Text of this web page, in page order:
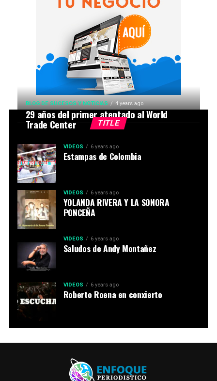
TITLE
BLOG DE SUCESOS Y NOTICIAS 4 years ago
29 años del primer atentado al World
Trade Center
VIDEOS 6 years ago
Estampas de Colombia
VIDEOS 6 years ago
YOLANDA RIVERA Y LA SONORA
PONCEÑA
VIDEOS 6 years ago
Saludos de Andy Montañez
VIDEOS 6 years ago
Roberto Roena en conxierto